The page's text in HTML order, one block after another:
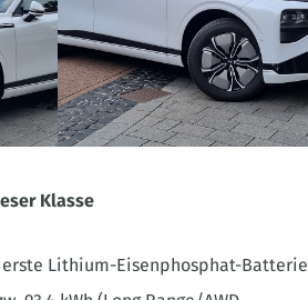
Klasse
erste Lithium-Eisenphosphat-Batterie